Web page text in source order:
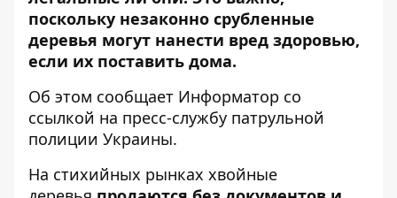
поскольку незаконно срубленные
деревья могут нанести вред здоровью,
если их поставить дома.
Об этом сообщает Информатор со
ссылкой на пресс-службу патрульной
полиции Украины.
На стихийных рынках хвойные